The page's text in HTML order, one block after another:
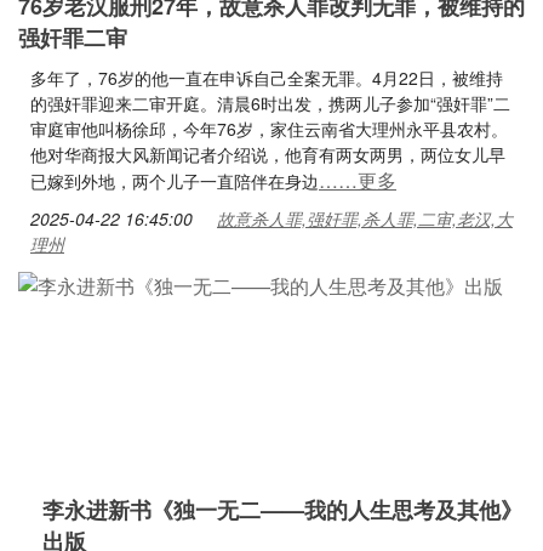
强奸罪二审
多年了，76岁的他一直在申诉自己全案无罪。4月22日，被维持
的强奸罪迎来二审开庭。清晨6时出发，携两儿子参加“强奸罪”二
审庭审他叫杨徐邱，今年76岁，家住云南省大理州永平县农村。
他对华商报大风新闻记者介绍说，他育有两女两男，两位女儿早
已嫁到外地，两个儿子一直陪伴在身边……更多
2025-04-22 16:45:00
故意杀人罪,强奸罪,杀人罪,二审,老汉,大
理州
李永进新书《独一无二——我的人生思考及其他》
出版